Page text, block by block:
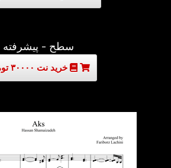
سطح - پیشرفته
خرید نت ۳۰۰۰۰ تومان